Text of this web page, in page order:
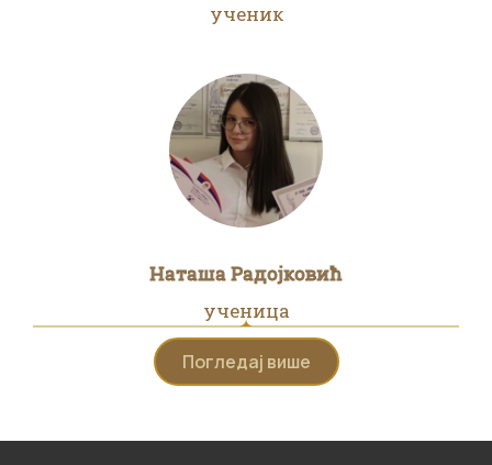
ученик
Наташа Радојковић
ученица
Погледај више